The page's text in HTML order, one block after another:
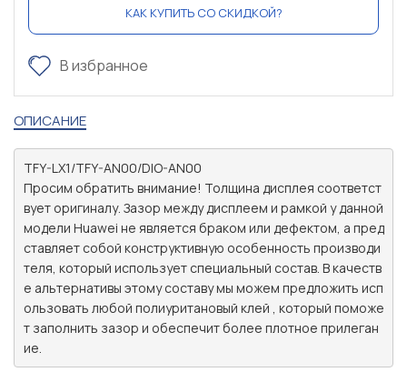
КАК КУПИТЬ СО СКИДКОЙ?
В избранное
ОПИСАНИЕ
TFY-LX1/TFY-AN00/DIO-AN00
Просим обратить внимание! Толщина дисплея соответст
вует оригиналу. Зазор между дисплеем и рамкой у данной
модели Huawei не является браком или дефектом, а пред
ставляет собой конструктивную особенность производи
теля, который использует специальный состав. В качеств
е альтернативы этому составу мы можем предложить исп
ользовать любой полиуритановый клей , который поможе
т заполнить зазор и обеспечит более плотное прилеган
ие.